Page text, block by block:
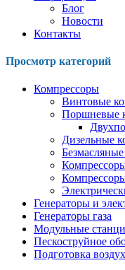
Блог
Новости
Контакты
Просмотр категорий
Компрессоры
Винтовые
Поршневые
Дизельные
Генераторы и
Генераторы газа
Модульные
Пескоструйное
Подготовка